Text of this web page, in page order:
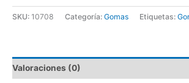
SKU: 10708 Categoría: Gomas Etiquetas:
Valoraciones (0)